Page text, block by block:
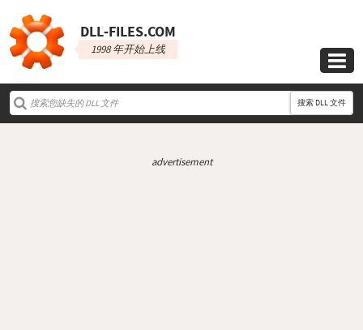
DLL‑FILES.COM
1998 年开始上线

搜索 DLL 文件
advertisement